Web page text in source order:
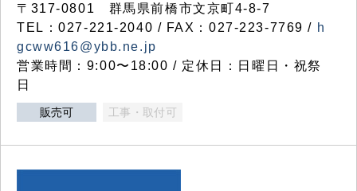
〒317‐0801 群馬県前橋市文京町4-8-7
TEL：027-221-2040 / FAX：027-223-7769 / h
gcww616@ybb.ne.jp
営業時間：9:00〜18:00 / 定休日：日曜日・祝祭
日
販売可 工事・取付可